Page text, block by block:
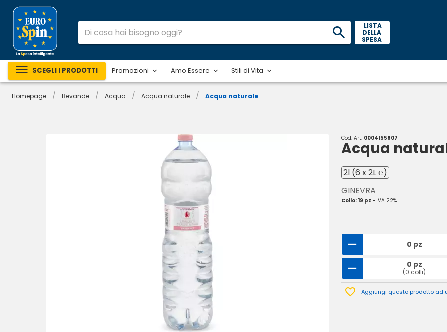
LISTA
DELLA
SPESA
SCEGLI I PRODOTTI Promozioni Amo Essere Stili di Vita
Homepage / Bevande / Acqua / Acqua naturale / Acqua naturale
Cod. Art. 0004155807
Acqua
2l (6 x 2L ℮)
GINEVRA
Collo: 19 pz - IVA 22%
0 pz
0 pz
(0 colli)
Aggiungi questo prodotto ad